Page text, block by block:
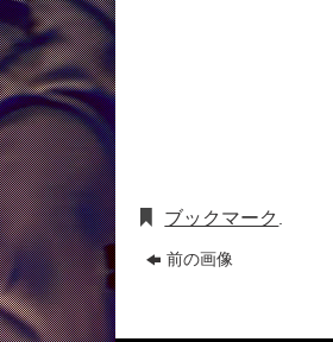
ブックマーク .
前の画像